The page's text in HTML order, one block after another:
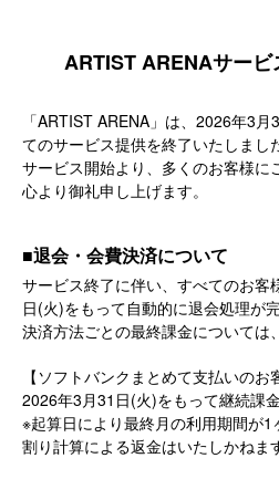
ARTIST ARENAサー
「ARTIST ARENA」は、2026年3
てのサービス提供を終了いたしまし
サービス開始より、多くのお客様に
心より御礼申し上げます。
■退会・会費決済について
サービス終了に伴い、すべてのお客
日(火)をもって自動的に退会処理が
決済方法ごとの最終課金については
【ソフトバンクまとめて支払いのお
2026年3月31日(火)をもって継続課
※起算日により最終月の利用期間が
割り計算による返金はいたしかねま